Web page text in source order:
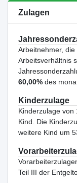
Zulagen
Arbeitnehmer,
Arbeitsverhältnis
60,00%des
Kinderzulage
Kinderzulage von
Kind. Die
weitere Kind um
Teil III der